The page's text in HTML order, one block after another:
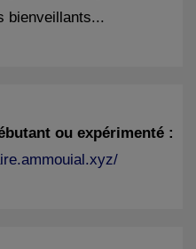
bienveillants...
ou expérimenté :